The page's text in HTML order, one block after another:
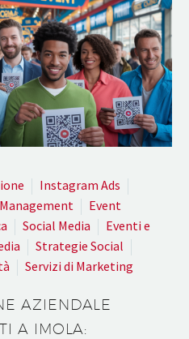
Instagram Ads
Event
Social Media
Eventi e
Strategie Social
Servizi di Marketing
AZIENDALE
A IMOLA: